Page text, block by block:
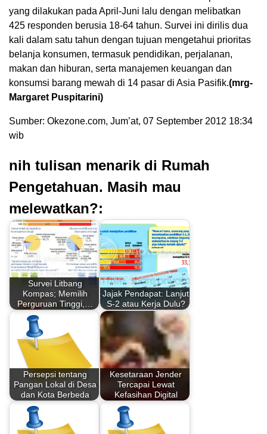
yang dilakukan pada April-Juni lalu dengan melibatkan
425 responden berusia 18-64 tahun. Survei ini dirilis dua
kali dalam satu tahun dengan tujuan mengetahui prioritas
belanja konsumen, termasuk pendidikan, perjalanan,
makan dan hiburan, serta manajemen keuangan dan
konsumsi barang mewah di 14 pasar di Asia Pasifik.(mrg-
Margaret Puspitarini)
Sumber: Okezone.com, Jum’at, 07 September 2012 18:34
wib
nih tulisan menarik di Rumah
Pengetahuan. Masih mau
melewatkan?:
Survei Litbang
Kompas; Memilih
Perguruan Tinggi,…
Jajak Pendapat: Lanjut
S-2 atau Kerja Dulu?
Persepsi tentang
Pangan Lokal di Desa
dan Kota Berbeda
Kesetaraan Jender
Tercapai Lewat
Kefasihan Digital